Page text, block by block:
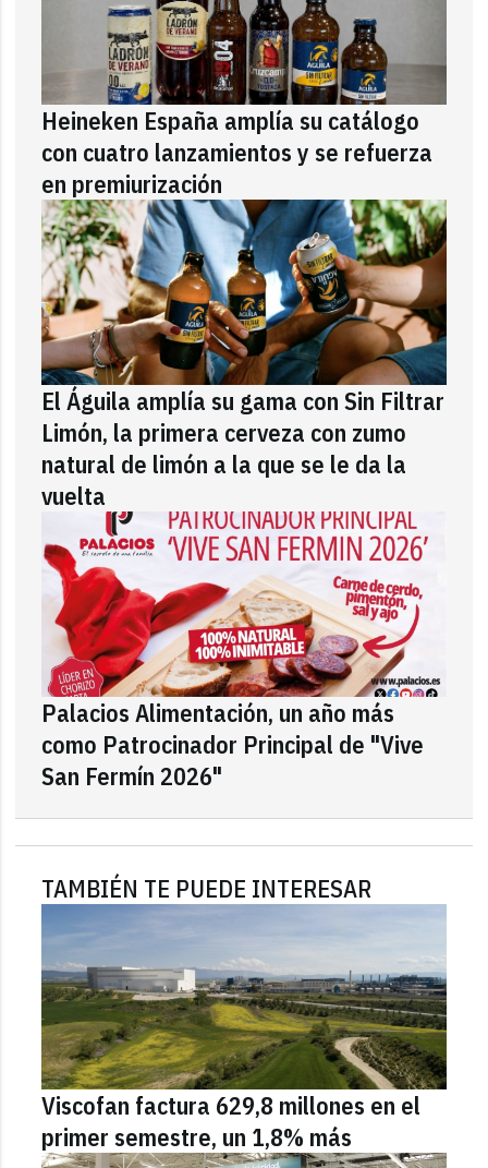
Heineken España amplía su catálogo
con cuatro lanzamientos y se refuerza
en premiurización
El Águila amplía su gama con Sin Filtrar
Limón, la primera cerveza con zumo
natural de limón a la que se le da la
vuelta
Palacios Alimentación, un año más
como Patrocinador Principal de "Vive
San Fermín 2026"
TAMBIÉN TE PUEDE INTERESAR
Viscofan factura 629,8 millones en el
primer semestre, un 1,8% más